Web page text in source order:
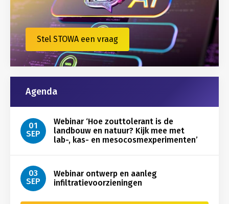
Stel STOWA een vraag
Agenda
01
SEP
Webinar ‘Hoe zouttolerant is de
landbouw en natuur? Kijk mee met
lab-, kas- en mesocosmexperimenten’
03
SEP
Webinar ontwerp en aanleg
infiltratievoorzieningen